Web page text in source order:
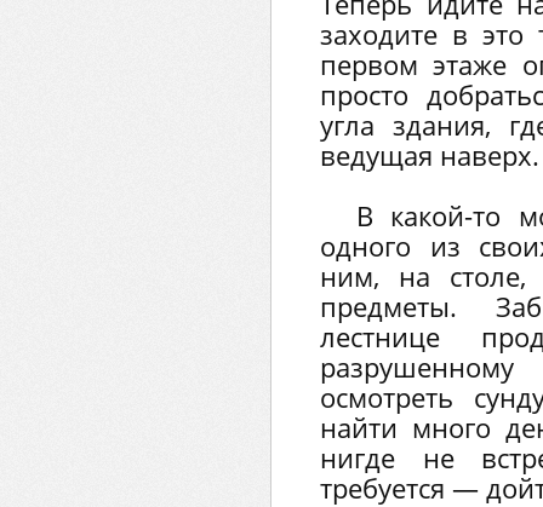
заходите в это
первом этаже
просто
угла здания,
ведущая наверх.
В какой-то
одного из
ним, на столе,
предметы.
лестнице
осмотреть
найти много
нигде не
требуется —